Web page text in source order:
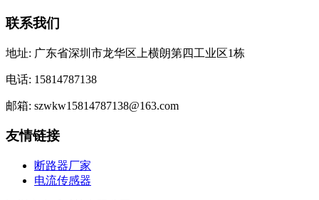
联系我们
地址: 广东省深圳市龙华区上横朗第四工业区1栋
电话: 15814787138
邮箱: szwkw15814787138@163.com
友情链接
断路器厂家
电流传感器